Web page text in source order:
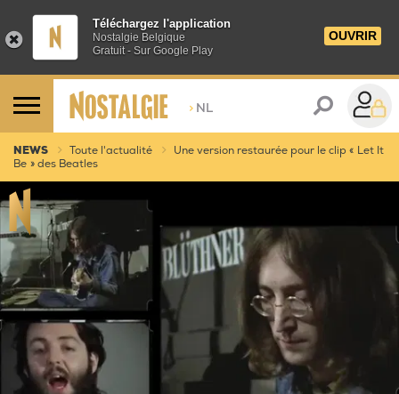
Téléchargez l'application
Nostalgie Belgique
Gratuit - Sur Google Play
OUVRIR
> NL
NEWS Toute l'actualité
Une version restaurée pour le clip « Let It
Be » des Beatles